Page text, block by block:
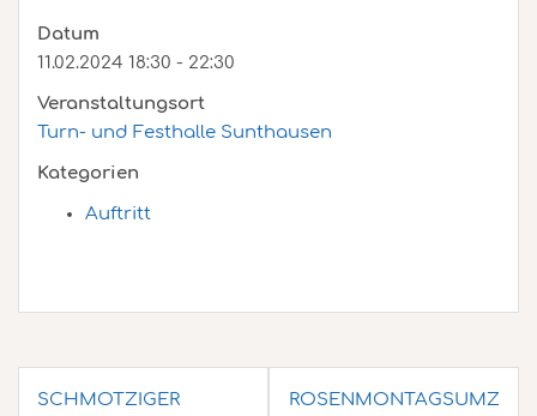
Datum
11.02.2024 18:30 - 22:30
Veranstaltungsort
Turn- und Festhalle Sunthausen
Kategorien
Auftritt
SCHMOTZIGER
ROSENMONTAGSUMZ